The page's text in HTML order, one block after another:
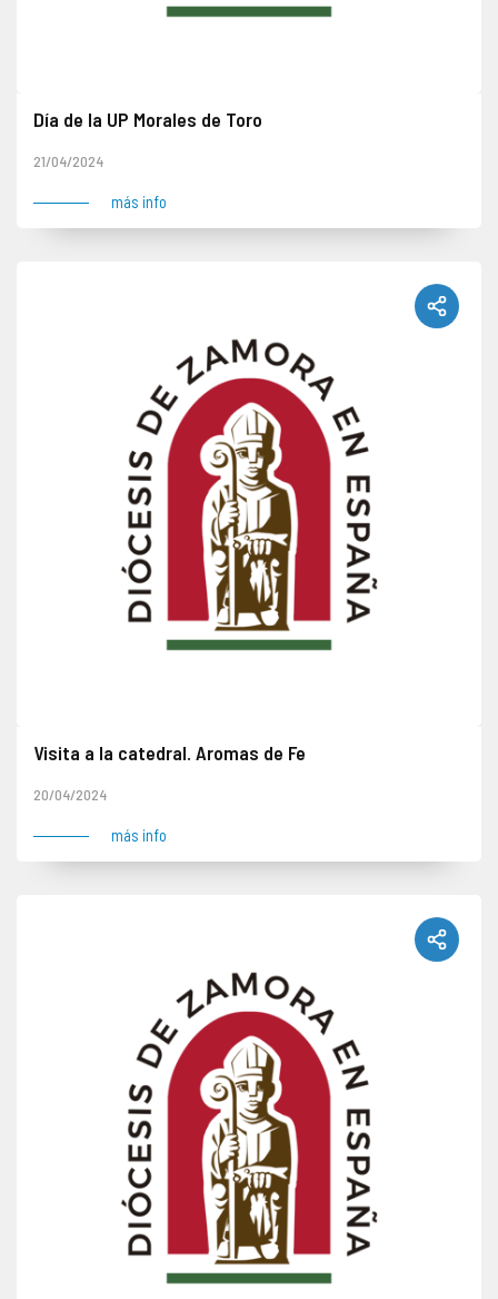
Día de la UP Morales de Toro
21/04/2024
más info
Visita a la catedral. Aromas de Fe
20/04/2024
más info